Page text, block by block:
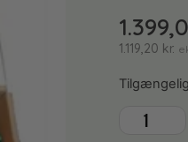
1.119,20 kr.